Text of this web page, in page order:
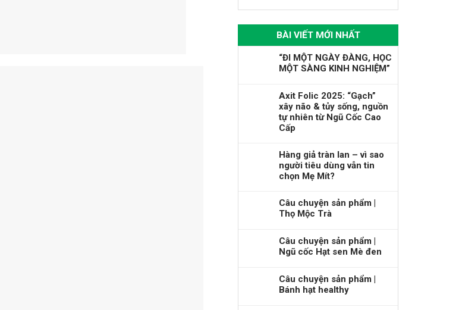
BÀI VIẾT MỚI NHẤT
“ĐI MỘT NGÀY ĐÀNG, HỌC
MỘT SÀNG KINH NGHIỆM”
Axit Folic 2025: “Gạch”
xây não & tủy sống, nguồn
tự nhiên từ Ngũ Cốc Cao
Cấp
Hàng giả tràn lan – vì sao
người tiêu dùng vẫn tin
chọn Mẹ Mít?
Câu chuyện sản phẩm |
Thọ Mộc Trà
Câu chuyện sản phẩm |
Ngũ cốc Hạt sen Mè đen
Câu chuyện sản phẩm |
Bánh hạt healthy